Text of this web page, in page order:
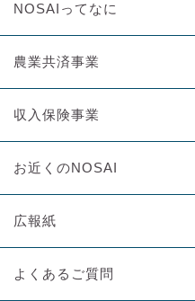
NOSAIってなに
農業共済事業
収入保険事業
お近くのNOSAI
広報紙
よくあるご質問